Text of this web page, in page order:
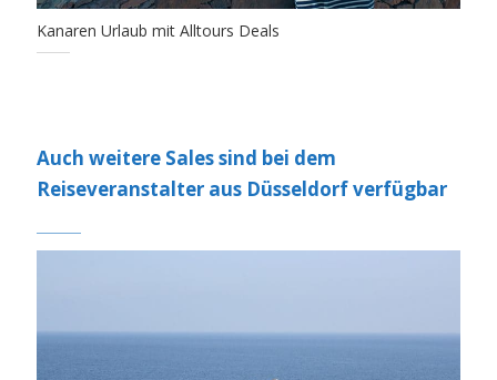
Kanaren Urlaub mit Alltours Deals
Auch weitere Sales sind bei dem
Reiseveranstalter aus Düsseldorf verfügbar